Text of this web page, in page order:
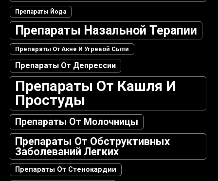
Препараты Йода
Препараты Назальной Терапии
Препараты От Акне И Угревой Сыпи
Препараты От Депрессии
Препараты От Кашля И
Простуды
Препараты От Молочницы
Препараты От Обструктивных
Заболеваний Легких
Препараты От Стенокардии